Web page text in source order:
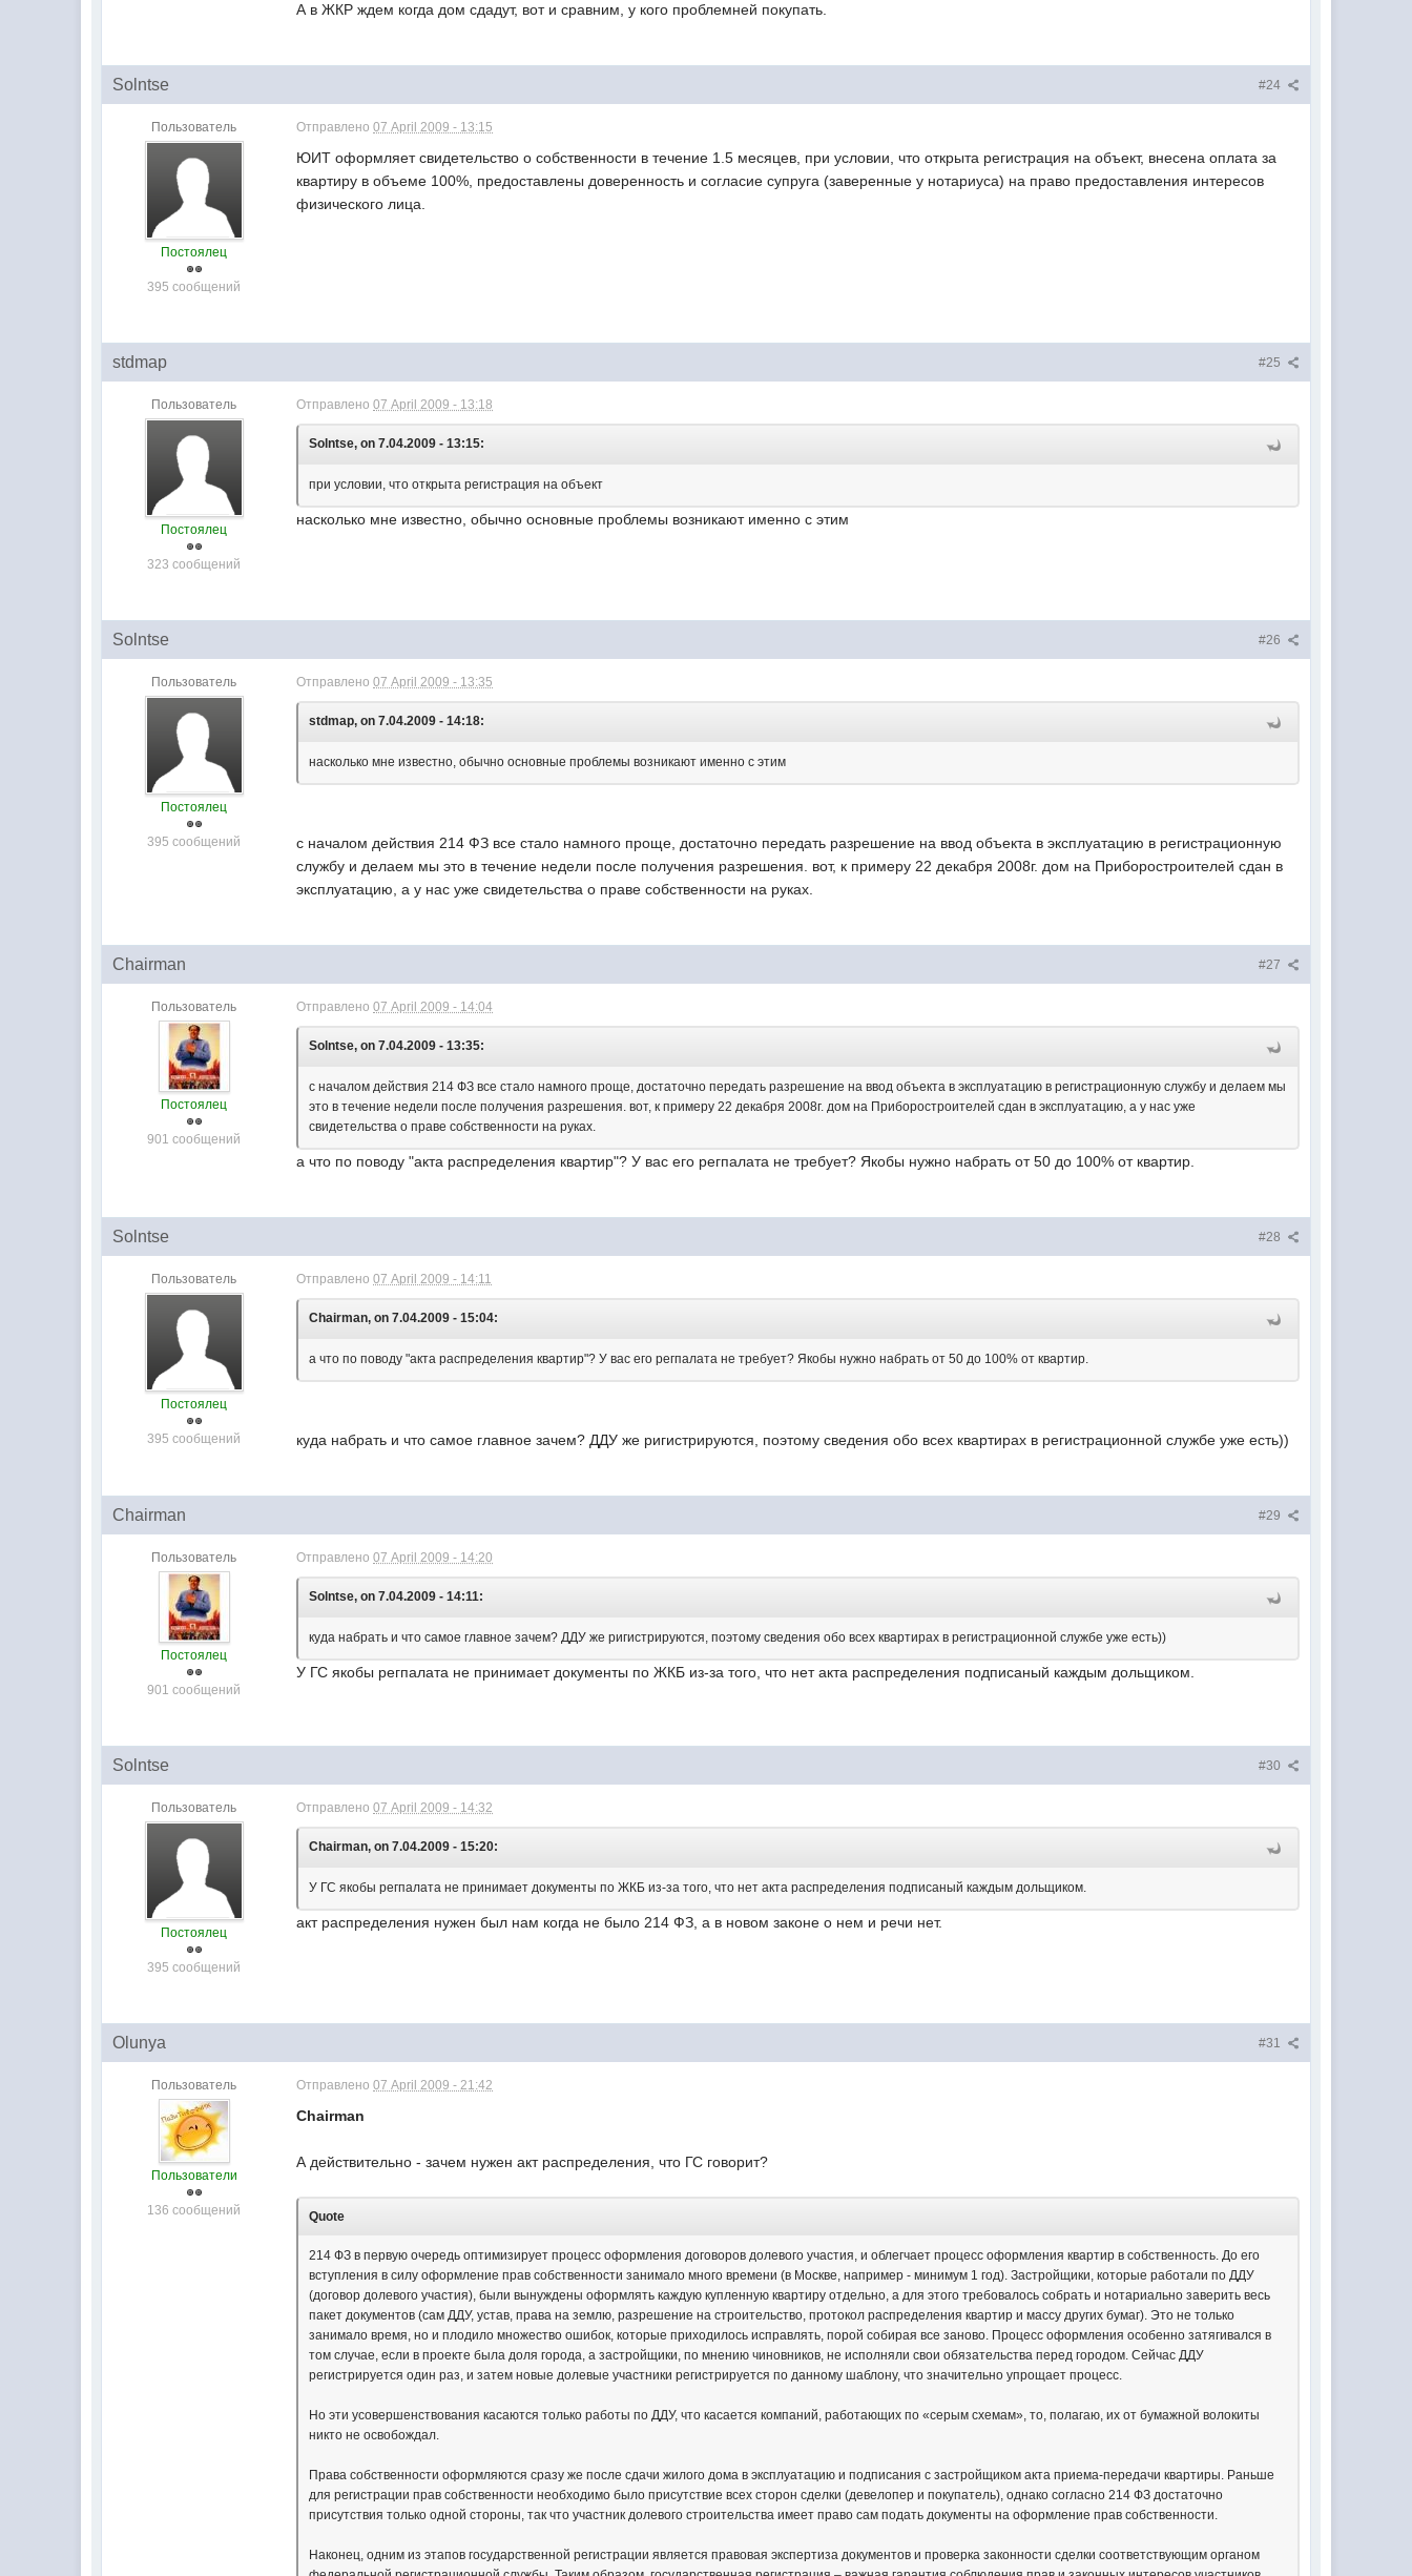
А в ЖКР ждем когда дом сдадут, вот и сравним, у кого проблемней покупать.
#24
Solntse
Пользователь
Постоялец
395 сообщений
Отправлено07 April 2009 - 13:15
ЮИТ оформляет свидетельство о собственности в течение 1.5 месяцев, при условии, что открыта регистрация на объект, внесена оплата за
квартиру в объеме 100%, предоставлены доверенность и согласие супруга (заверенные у нотариуса) на право предоставления интересов
физического лица.
#25
stdmap
Пользователь
Постоялец
323 сообщений
Отправлено07 April 2009 - 13:18
Solntse, on 7.04.2009 - 13:15:
при условии, что открыта регистрация на объект
насколько мне известно, обычно основные проблемы возникают именно с этим
#26
Solntse
Пользователь
Постоялец
395 сообщений
Отправлено07 April 2009 - 13:35
stdmap, on 7.04.2009 - 14:18:
насколько мне известно, обычно основные проблемы возникают именно с этим
с началом действия 214 ФЗ все стало намного проще, достаточно передать разрешение на ввод объекта в эксплуатацию в регистрационную
службу и делаем мы это в течение недели после получения разрешения. вот, к примеру 22 декабря 2008г. дом на Приборостроителей сдан в
эксплуатацию, а у нас уже свидетельства о праве собственности на руках.
#27
Chairman
Пользователь
Постоялец
901 сообщений
Отправлено07 April 2009 - 14:04
Solntse, on 7.04.2009 - 13:35:
с началом действия 214 ФЗ все стало намного проще, достаточно передать разрешение на ввод объекта в эксплуатацию в регистрационную службу и делаем мы
это в течение недели после получения разрешения. вот, к примеру 22 декабря 2008г. дом на Приборостроителей сдан в эксплуатацию, а у нас уже
свидетельства о праве собственности на руках.
а что по поводу "акта распределения квартир"? У вас его регпалата не требует? Якобы нужно набрать от 50 до 100% от квартир.
#28
Solntse
Пользователь
Постоялец
395 сообщений
Отправлено07 April 2009 - 14:11
Chairman, on 7.04.2009 - 15:04:
а что по поводу "акта распределения квартир"? У вас его регпалата не требует? Якобы нужно набрать от 50 до 100% от квартир.
куда набрать и что самое главное зачем? ДДУ же ригистрируются, поэтому сведения обо всех квартирах в регистрационной службе уже есть))
#29
Chairman
Пользователь
Постоялец
901 сообщений
Отправлено07 April 2009 - 14:20
Solntse, on 7.04.2009 - 14:11:
куда набрать и что самое главное зачем? ДДУ же ригистрируются, поэтому сведения обо всех квартирах в регистрационной службе уже есть))
У ГС якобы регпалата не принимает документы по ЖКБ из-за того, что нет акта распределения подписаный каждым дольщиком.
#30
Solntse
Пользователь
Постоялец
395 сообщений
Отправлено07 April 2009 - 14:32
Chairman, on 7.04.2009 - 15:20:
У ГС якобы регпалата не принимает документы по ЖКБ из-за того, что нет акта распределения подписаный каждым дольщиком.
акт распределения нужен был нам когда не было 214 ФЗ, а в новом законе о нем и речи нет.
#31
Olunya
Пользователь
Пользователи
136 сообщений
Отправлено07 April 2009 - 21:42
Chairman
А действительно - зачем нужен акт распределения, что ГС говорит?
Quote
214 ФЗ в первую очередь оптимизирует процесс оформления договоров долевого участия, и облегчает процесс оформления квартир в собственность. До его
вступления в силу оформление прав собственности занимало много времени (в Москве, например - минимум 1 год). Застройщики, которые работали по ДДУ
(договор долевого участия), были вынуждены оформлять каждую купленную квартиру отдельно, а для этого требовалось собрать и нотариально заверить весь
пакет документов (сам ДДУ, устав, права на землю, разрешение на строительство, протокол распределения квартир и массу других бумаг). Это не только
занимало время, но и плодило множество ошибок, которые приходилось исправлять, порой собирая все заново. Процесс оформления особенно затягивался в
том случае, если в проекте была доля города, а застройщики, по мнению чиновников, не исполняли свои обязательства перед городом. Сейчас ДДУ
регистрируется один раз, и затем новые долевые участники регистрируется по данному шаблону, что значительно упрощает процесс.
Но эти усовершенствования касаются только работы по ДДУ, что касается компаний, работающих по «серым схемам», то, полагаю, их от бумажной волокиты
никто не освобождал.
Права собственности оформляются сразу же после сдачи жилого дома в эксплуатацию и подписания с застройщиком акта приема-передачи квартиры. Раньше
для регистрации прав собственности необходимо было присутствие всех сторон сделки (девелопер и покупатель), однако согласно 214 ФЗ достаточно
присутствия только одной стороны, так что участник долевого строительства имеет право сам подать документы на оформление прав собственности.
Наконец, одним из этапов государственной регистрации является правовая экспертиза документов и проверка законности сделки соответствующим органом